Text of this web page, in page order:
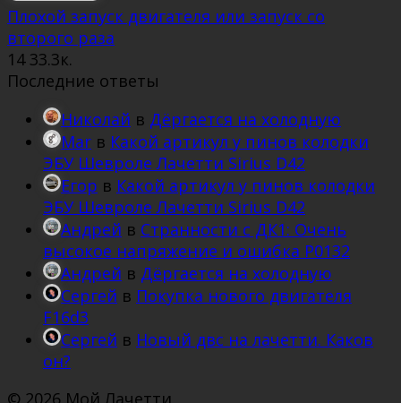
Плохой запуск двигателя или запуск со
второго раза
14 33.3к.
Последние ответы
Николай в Дёргается на холодную
Mar в Какой артикул у пинов колодки
ЭБУ Шевроле Лачетти Sirius D42
Егор в Какой артикул у пинов колодки
ЭБУ Шевроле Лачетти Sirius D42
Андрей в Странности с ДК1: Очень
высокое напряжение и ошибка Р0132
Андрей в Дёргается на холодную
Сергей в Покупка нового двигателя
F16d3
Сергей в Новый двс на лачетти. Каков
он?